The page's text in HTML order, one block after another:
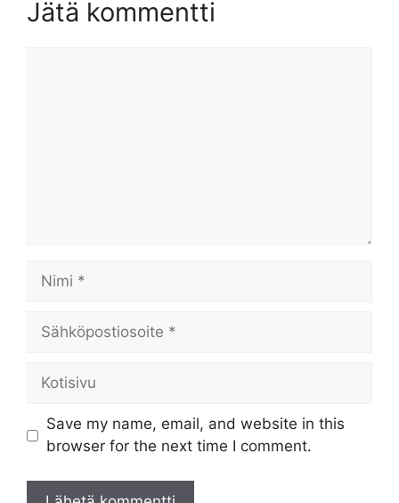
Jätä kommentti
Nimi
Sähköpostiosoite
Kotisivu
Save my name, email, and website in this
browser for the next time I comment.